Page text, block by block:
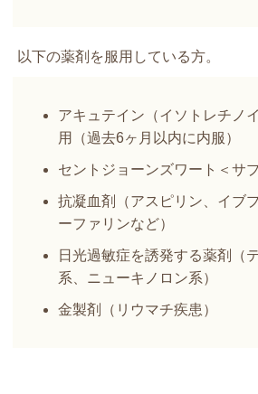
以下の薬剤を服用している方。
アキュテイン（イソトレチノ
用（過去6ヶ月以内に内服）
セントジョーンズワート＜サ
抗凝血剤（アスピリン、イブ
ーファリンなど）
日光過敏症を誘発する薬剤（
系、ニューキノロン系）
金製剤（リウマチ疾患）